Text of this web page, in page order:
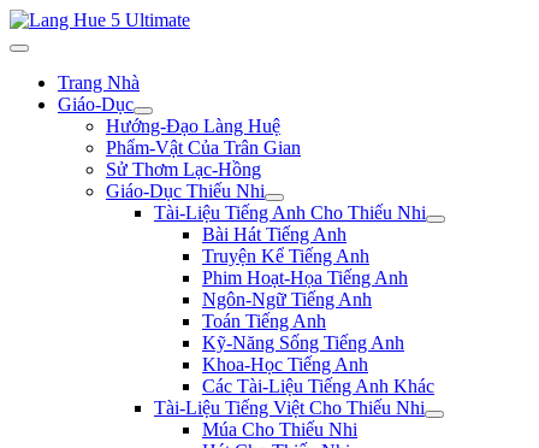
Trang Nhà
Giáo-Dục
Hướng-Đạo Làng Huệ
Phẩm-Vật Của Trân Gian
Sử Thơm Lạc-Hồng
Giáo-Dục Thiếu Nhi
Tài-Liệu Tiếng Anh Cho Thiếu Nhi
Bài Hát Tiếng Anh
Truyện Kể Tiếng Anh
Phim Hoạt-Họa Tiếng Anh
Ngôn-Ngữ Tiếng Anh
Toán Tiếng Anh
Kỹ-Năng Sống Tiếng Anh
Khoa-Học Tiếng Anh
Các Tài-Liệu Tiếng Anh Khác
Tài-Liệu Tiếng Việt Cho Thiếu Nhi
Múa Cho Thiếu Nhi